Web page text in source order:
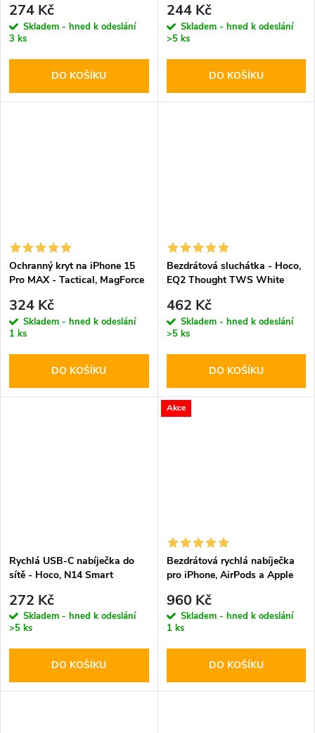
274 Kč
Skladem - hned k odeslání
3 ks
DO KOŠÍKU
244 Kč
Skladem - hned k odeslání
>5 ks
DO KOŠÍKU
Ochranný kryt na iPhone 15
Pro MAX - Tactical, MagForce
324 Kč
Skladem - hned k odeslání
1 ks
DO KOŠÍKU
Bezdrátová sluchátka - Hoco,
EQ2 Thought TWS White
462 Kč
Skladem - hned k odeslání
>5 ks
DO KOŠÍKU
Rychlá USB-C nabíječka do
sítě - Hoco, N14 Smart
272 Kč
Skladem - hned k odeslání
>5 ks
DO KOŠÍKU
Akce
Bezdrátová rychlá nabíječka
pro iPhone, AirPods a Apple
MagSafe Wireless Charger
Black
960 Kč
Skladem - hned k odeslání
1 ks
DO KOŠÍKU